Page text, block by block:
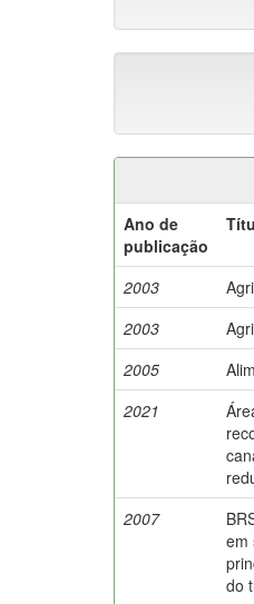
Ano de
publicação
2003
2003
2005
2021
2007
em
do